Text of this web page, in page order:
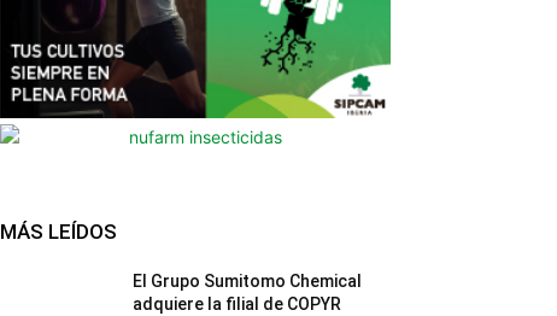
MÁS LEÍDOS
El Grupo Sumitomo Chemical
adquiere la filial de COPYR